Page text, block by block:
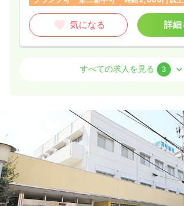
気になる 詳細
万円〜 /月 賞与70.0万円〜
※経験10年の例
8:30～17:00
日祝休み
4週8休以上 ブランク可
第二
月給32万円以上可
気になる 詳
すべての求人を見る 3